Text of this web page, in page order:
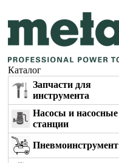
Каталог
Запчасти для
инструмента
Насосы и насосные
станции
Пневмоинструмент